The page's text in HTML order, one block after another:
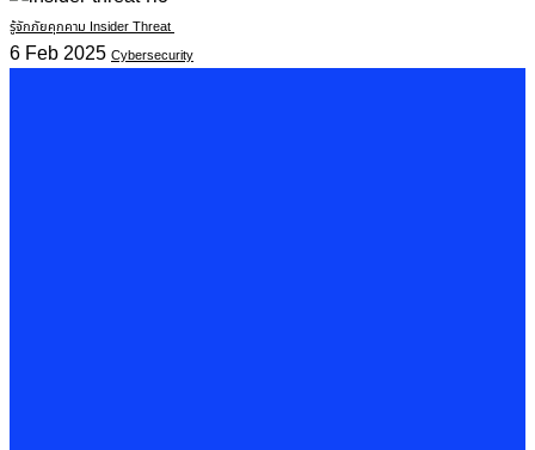
รู้จักภัยคุกคาม Insider Threat
6 Feb 2025 Cybersecurity